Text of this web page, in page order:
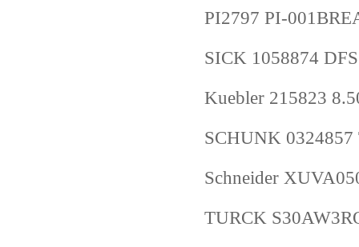
PI2797 PI-
SICK 1058874
Kuebler 215823
SCHUNK
Schneider
TURCK